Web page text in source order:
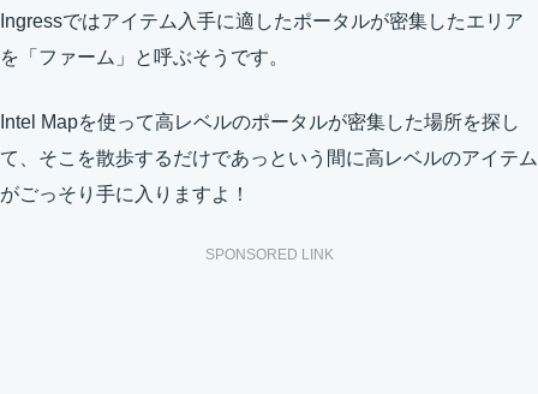
Ingressではアイテム入手に適したポータルが密集したエリア
を「ファーム」と呼ぶそうです。
Intel Mapを使って高レベルのポータルが密集した場所を探し
て、そこを散歩するだけであっという間に高レベルのアイテム
がごっそり手に入りますよ！
SPONSORED LINK